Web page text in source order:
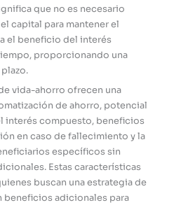
que no es necesario
capital para mantener el
el beneficio del interés
proporcionando una
vida-ahorro ofrecen una
de ahorro, potencial
interés compuesto, beneficios
en caso de fallecimiento y la
específicos sin
Estas características
buscan una estrategia de
beneficios adicionales para